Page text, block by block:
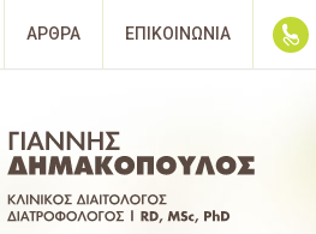
ΑΡΘΡΑ ΕΠΙΚΟΙΝΩΝΙΑ